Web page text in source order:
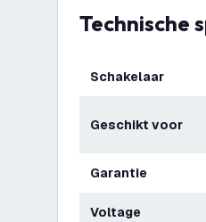
Technische
Schakelaar
Geschikt voor
Garantie
Voltage